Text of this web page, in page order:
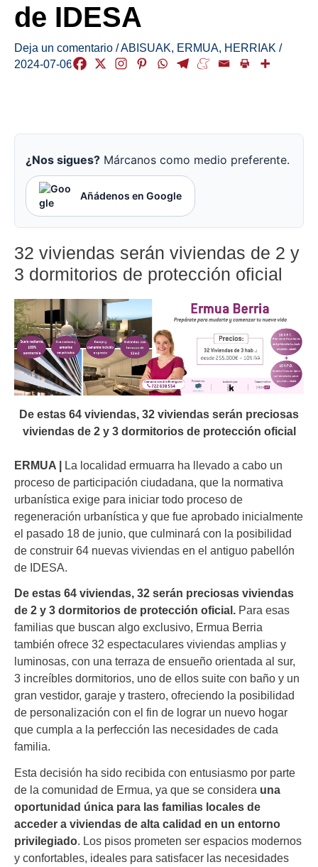
de IDESA
Deja un comentario /ABISUAK, ERMUA, HERRIAK /
2024-07-06
¿Nos sigues? Márcanos como medio preferente.
Añádenos en Google
32 viviendas serán viviendas de 2 y
3 dormitorios de protección oficial
De estas 64 viviendas, 32 viviendas serán preciosas
viviendas de 2 y 3 dormitorios de protección oficial
ERMUA | La localidad ermuarra ha llevado a cabo un
proceso de participación ciudadana, que la normativa
urbanística exige para iniciar todo proceso de
regeneración urbanística y que fue aprobado inicialmente
el pasado 18 de junio, que culminará con la posibilidad
de construir 64 nuevas viviendas en el antiguo pabellón
de IDESA.
De estas 64 viviendas, 32 serán preciosas viviendas
de 2 y 3 dormitorios de protección oficial. Para esas
familias que buscan algo exclusivo, Ermua Berria
también ofrece 32 espectaculares viviendas amplias y
luminosas, con una terraza de ensueño orientada al sur,
3 increíbles dormitorios, uno de ellos suite con baño y un
gran vestidor, garaje y trastero, ofreciendo la posibilidad
de personalización con el fin de lograr un nuevo hogar
que cumpla a la perfección las necesidades de cada
familia.
Esta decisión ha sido recibida con entusiasmo por parte
de la comunidad de Ermua, ya que se considera una
oportunidad única para las familias locales de
acceder a viviendas de alta calidad en un entorno
privilegiado . Los pisos prometen ser espacios modernos
y confortables, ideales para satisfacer las necesidades